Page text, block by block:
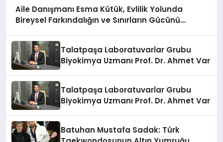
Aile Danışmanı Esma Kütük, Evlilik Yolunda
Bireysel Farkındalığın ve Sınırların Gücünü
Talatpaşa Laboratuvarlar Grubu
Biyokimya Uzmanı Prof. Dr. Ahmet Var
Talatpaşa Laboratuvarlar Grubu
Biyokimya Uzmanı Prof. Dr. Ahmet Var
Batuhan Mustafa Sadak: Türk